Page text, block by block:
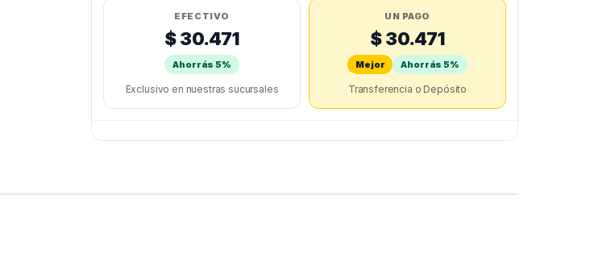
EFECTIVO
$ 30.471
Ahorrás 5%
Exclusivo en nuestras sucursales
UN PAGO
$ 30.471
Mejor Ahorrás 5%
Transferencia o Depósito